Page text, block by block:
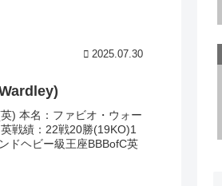
2025.07.30
) 本名：ファビオ・ウォー
戦績：22戦20勝(19KO)1
ドヘビー級王座BBBofC英